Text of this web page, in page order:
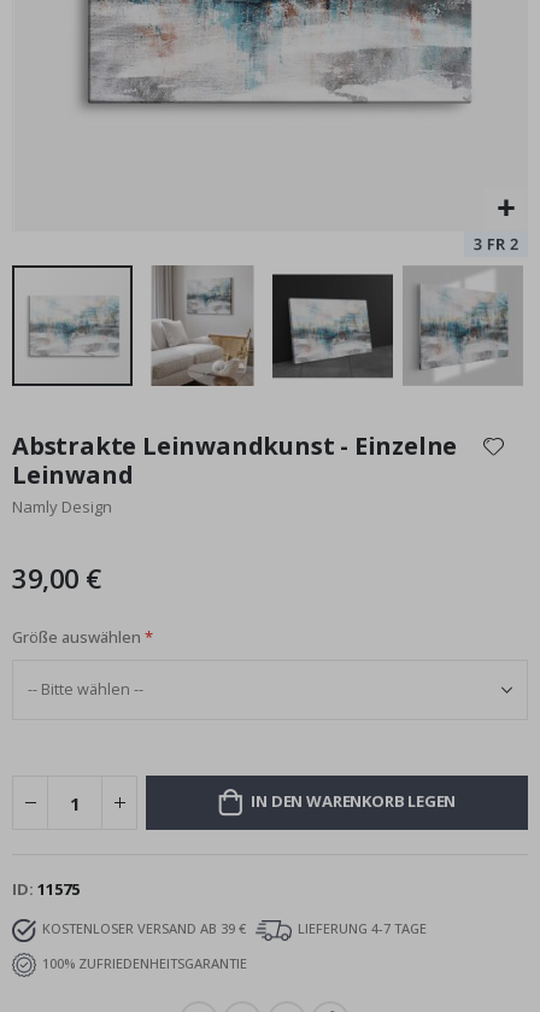
Special
Price
17,00 €
Anfang
der
Bildgalerie
springen
Abstrakte Leinwandkunst - Einzelne
Leinwand
Namly Design
39,00 €
Größe auswählen
IN DEN WARENKORB LEGEN
ID 11575
KOSTENLOSER VERSAND AB 39 €
LIEFERUNG 4-7 TAGE
100% ZUFRIEDENHEITSGARANTIE